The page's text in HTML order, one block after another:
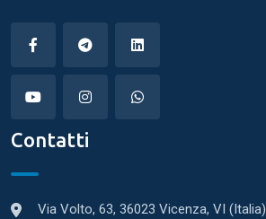
Contatti
Via Volto, 63, 36023 Vicenza, VI (Italia)